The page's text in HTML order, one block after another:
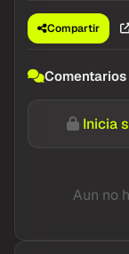
Compartir
Comentarios
Inicia
Aun no